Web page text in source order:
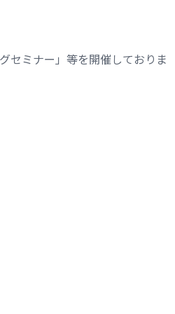
セミナー」等を開催しておりま